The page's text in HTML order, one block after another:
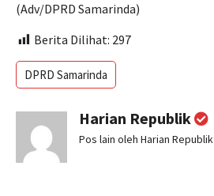
(Adv/DPRD Samarinda)
Berita Dilihat: 297
DPRD Samarinda
Harian Republik
Pos lain oleh Harian Republik